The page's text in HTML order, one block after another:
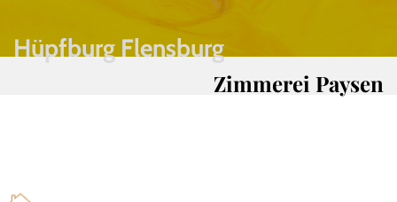
Hüpfburg Flensburg
Zimmerei Paysen